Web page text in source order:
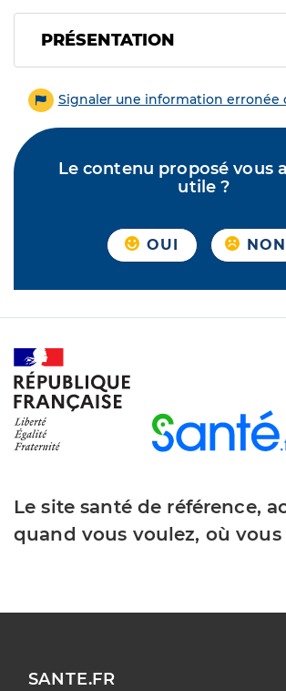
PRÉSENTATION
Signaler une information erronée
Le contenu proposé vous
utile ?
OUI NON
Le site santé de référence,
quand vous voulez, où vous
SANTE.FR